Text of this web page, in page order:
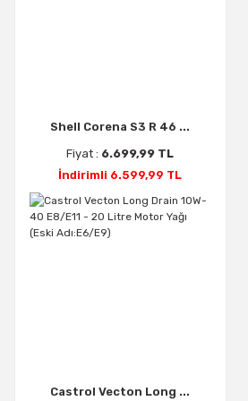
Shell Corena S3 R 46 ...
Fiyat : 6.699,99 TL
İndirimli 6.599,99 TL
Castrol Vecton Long ...